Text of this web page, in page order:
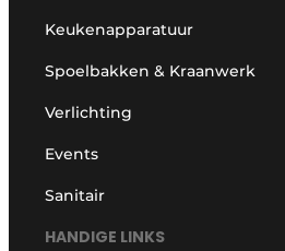
Keukenapparatuur
Spoelbakken & Kraanwerk
Verlichting
Events
Sanitair
HANDIGE LINKS